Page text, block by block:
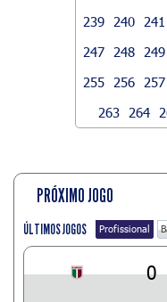
239
240 241
247
248 249
255
256 257
263
264
PRÓXIMO JOGO
ÚLTIMOS JOGOS Profissional
0